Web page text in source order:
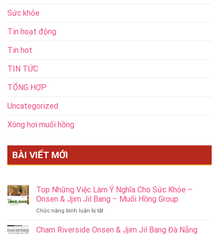
Sức khỏe
Tin hoạt động
Tin hot
TIN TỨC
TỔNG HỢP
Uncategorized
Xông hơi muối hồng
BÀI VIẾT MỚI
Top Những Việc Làm Ý Nghĩa Cho Sức Khỏe –
Onsen & Jjim Jil Bang – Muối Hồng Group
Chức năng bình luận bị tắtở
Những
Cham Riverside Onsen & Jjim Jil Bang Đà Nẵng